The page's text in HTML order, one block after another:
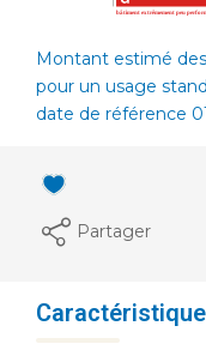
Montant estimé
pour un usage
date de référence
Partager